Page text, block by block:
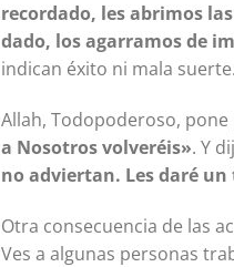
recordado, les abrimos
dado, los agarramos de
indican éxito ni mala suerte.
Allah, Todopoderoso,
a Nosotros volveréis». Y
no adviertan. Les daré
Otra consecuencia de las
Ves a algunas personas